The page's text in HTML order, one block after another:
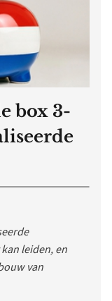
box 3-
leiden, en
van